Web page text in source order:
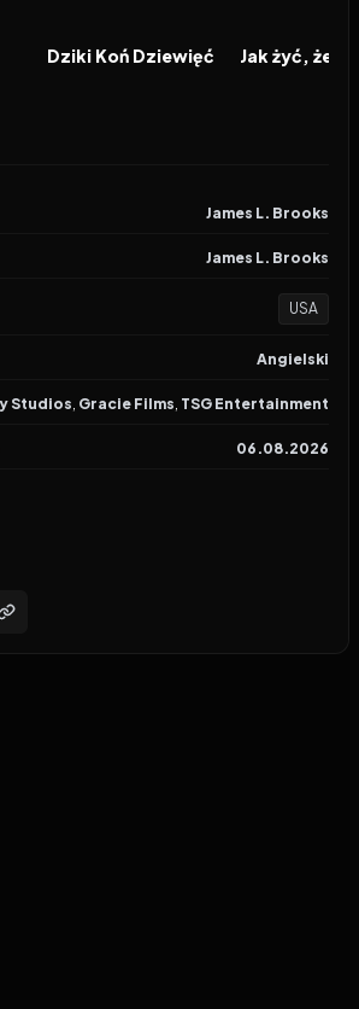
FILM
Dziki Koń Dziewięć FILM
James L. Brooks
James L. Brooks
USA
Angielski
Studios, Gracie Films, TSG Entertainment
06.08.2026